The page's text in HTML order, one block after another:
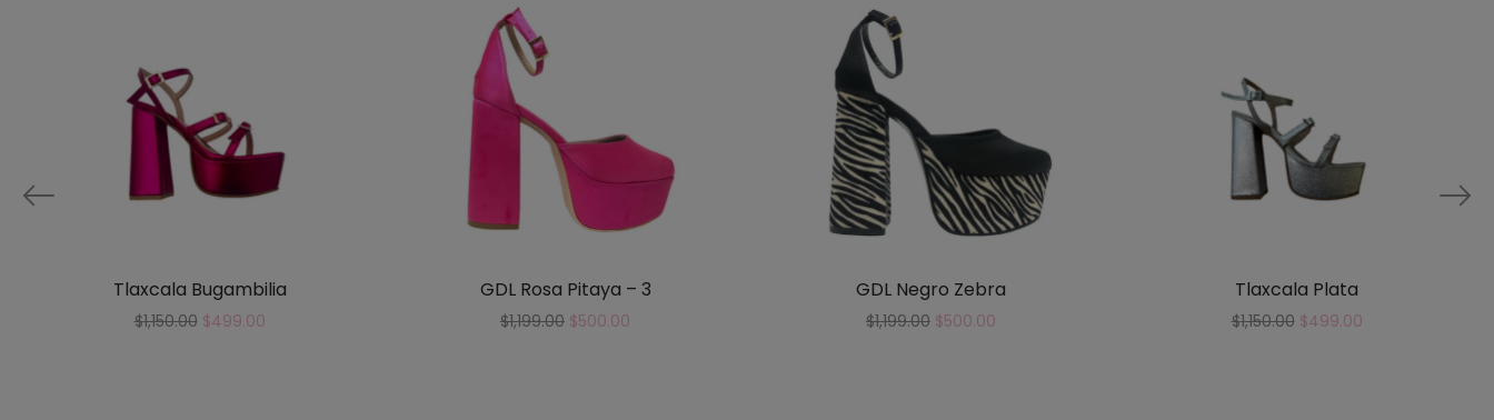
Tlaxcala Bugambilia
$1,150.00 $499.00
GDL Rosa Pitaya – 3
$1,199.00 $500.00
GDL Negro Zebra
$1,199.00 $500.00
Tlaxcala Plata
$1,150.00 $499.00